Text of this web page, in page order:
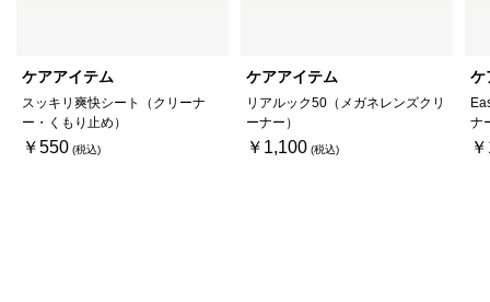
ケアアイテム
スッキリ爽快シート（クリーナ
ー・くもり止め）
￥550
ケアアイテム
リアルック50（メガネレンズクリ
ーナー）
￥1,100
ケ
ナ